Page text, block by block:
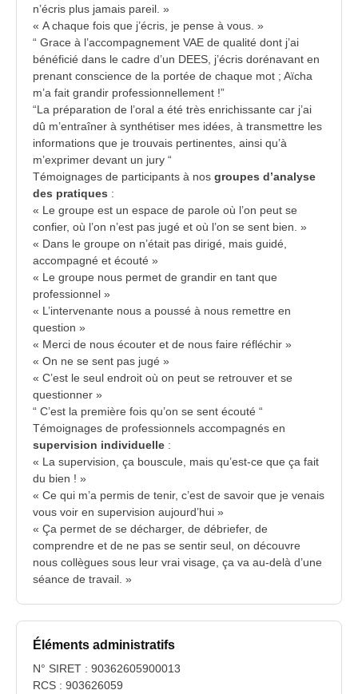
n’écris plus jamais pareil. »
« A chaque fois que j’écris, je pense à vous. »
“ Grace à l’accompagnement VAE de qualité dont j’ai
bénéficié dans le cadre d’un DEES, j’écris dorénavant en
prenant conscience de la portée de chaque mot ; Aïcha
m’a fait grandir professionnellement !”
“La préparation de l’oral a été très enrichissante car j’ai
dû m’entraîner à synthétiser mes idées, à transmettre les
informations que je trouvais pertinentes, ainsi qu’à
m’exprimer devant un jury “
Témoignages de participants à nos groupes d’analyse
des pratiques :
« Le groupe est un espace de parole où l’on peut se
confier, où l’on n’est pas jugé et où l’on se sent bien. »
« Dans le groupe on n’était pas dirigé, mais guidé,
accompagné et écouté »
« Le groupe nous permet de grandir en tant que
professionnel »
« L’intervenante nous a poussé à nous remettre en
question »
« Merci de nous écouter et de nous faire réfléchir »
« On ne se sent pas jugé »
« C’est le seul endroit où on peut se retrouver et se
questionner »
“ C’est la première fois qu’on se sent écouté “
Témoignages de professionnels accompagnés en
supervision individuelle :
« La supervision, ça bouscule, mais qu’est-ce que ça fait
du bien ! »
« Ce qui m’a permis de tenir, c’est de savoir que je venais
vous voir en supervision aujourd’hui »
« Ça permet de se décharger, de débriefer, de
comprendre et de ne pas se sentir seul, on découvre
nous collègues sous leur vrai visage, ça va au-delà d’une
séance de travail. »
Éléments administratifs
N° SIRET : 90362605900013
RCS : 903626059